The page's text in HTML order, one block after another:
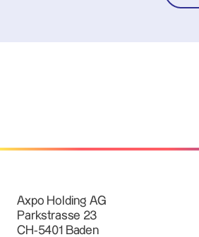
Axpo Holding AG
Parkstrasse 23
CH-5401 Baden